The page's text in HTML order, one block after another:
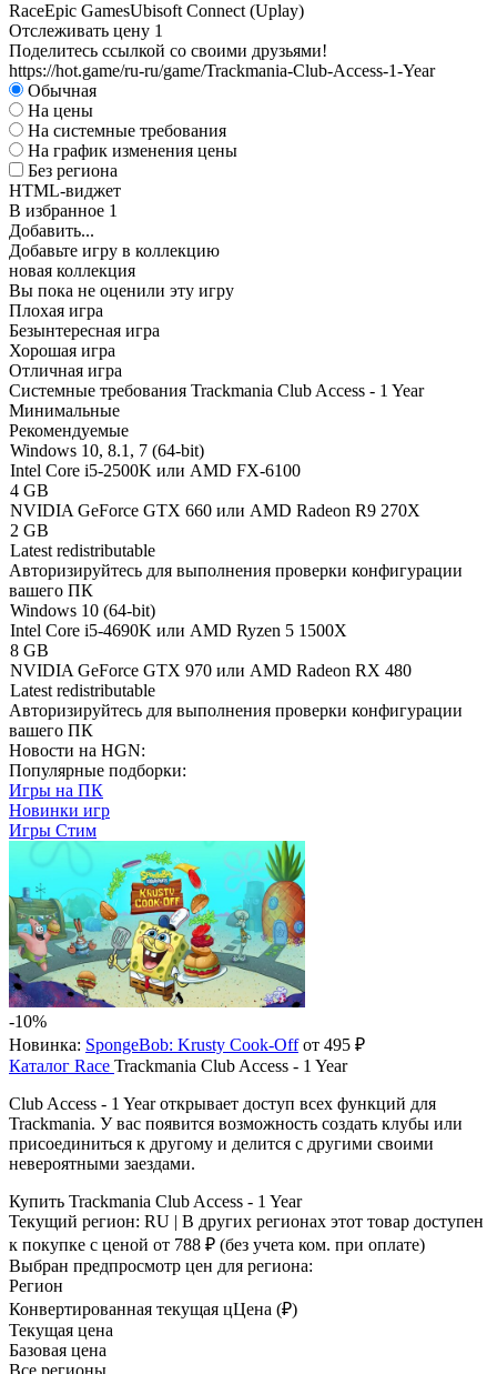
RaceEpic GamesUbisoft Connect (Uplay)
Отслеживать цену 1
Поделитесь ссылкой со своими друзьями!
https://hot.game/ru-ru/game/Trackmania-Club-Access-1-Year
Обычная
На цены
На системные требования
На график изменения цены
Без региона
HTML-виджет
В избранное 1
Добавить...
Добавьте игру в коллекцию
новая коллекция
Вы пока не оценили эту игру
Плохая игра
Безынтересная игра
Хорошая игра
Отличная игра
Системные требования Trackmania Club Access - 1 Year
Минимальные
Рекомендуемые
Windows 10, 8.1, 7 (64-bit)
Intel Core i5-2500K или AMD FX-6100
4 GB
NVIDIA GeForce GTX 660 или AMD Radeon R9 270X
2 GB
Latest redistributable
Авторизируйтесь для выполнения проверки конфигурации
вашего ПК
Windows 10 (64-bit)
Intel Core i5-4690K или AMD Ryzen 5 1500X
8 GB
NVIDIA GeForce GTX 970 или AMD Radeon RX 480
Latest redistributable
Авторизируйтесь для выполнения проверки конфигурации
вашего ПК
Новости на HGN:
Популярные подборки:
Игры на ПК
Новинки игр
Игры Стим
-10%
Новинка: SpongeBob: Krusty Cook-Offот 495 ₽
Каталог Race Trackmania Club Access - 1 Year
Club Access - 1 Year открывает доступ всех функций для
Trackmania. У вас появится возможность создать клубы или
присоединиться к другому и делится с другими своими
невероятными заездами.
Купить Trackmania Club Access - 1 Year
Текущий регион: RU | В других регионах этот товар доступен
к покупке с ценой от 788 ₽ (без учета ком. при оплате)
Выбран предпросмотр цен для региона:
Регион
Конвертированная текущая цЦена (₽)
Текущая цена
Базовая цена
Все регионы